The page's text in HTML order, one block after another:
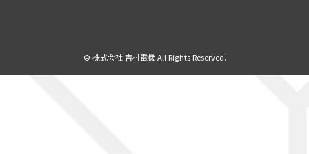
© 株式会社 吉村電機 All Rights Reserved.